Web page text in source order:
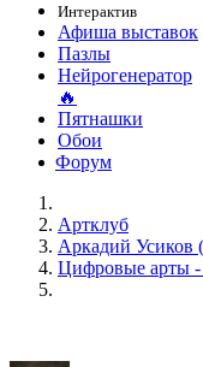
Интерактив
Афиша выставок
Пазлы
Нейрогенератор
🔥
Пятнашки
Обои
Форум
Артклуб
Аркадий Усиков
Цифровые арты -